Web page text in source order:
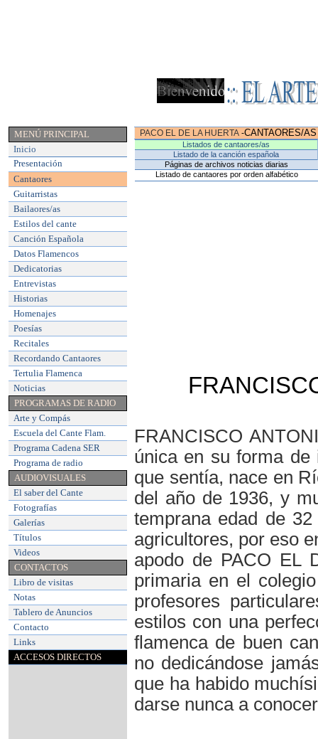
MENÚ PRINCIPAL
Inicio
Presentación
Cantaores
Guitarristas
Bailaores/as
Estilos del cante
Canción Española
Datos Flamencos
Dedicatorias
Entrevistas
Historias
Homenajes
Poesías
Recitales
Recordando Cantaores
Tertulia Flamenca
Noticias
PROGRAMAS DE RADIO
Arte y Compás
Escuela del Cante Flam.
Programa Cadena SER
Programa de radio
AUDIOVISUALES
El saber del Cante
Fotografías
Galerías
Títulos
Videos
CONTACTOS
Libro de visitas
Notas
Tablero de Anuncios
Contacto
Links
ACCESOS DIRECTOS
PACO EL DE LA HUERTA -CANTAORES/AS
Listados de cantaores/as
Listado de la canción española
Páginas de archivos noticias diarias
Listado de cantaores por orden alfabético
FRANCISCO
única en su forma de
que sentía, nace en
del año de 1936, y
temprana edad de
agricultores, por eso
apodo de PACO EL
primaria en el
profesores
estilos con una
flamenca de buen
no dedicándose
que ha habido
darse nunca a